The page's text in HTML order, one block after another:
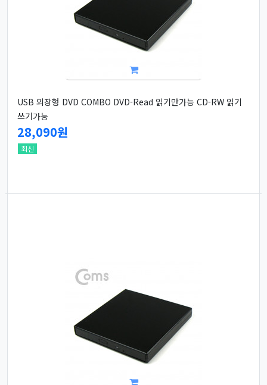
USB 외장형 DVD COMBO DVD-Read 읽기만가능 CD-RW 읽기
쓰기가능
28,090원
최신